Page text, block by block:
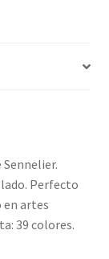
Perfecto
en artes
39 colores.